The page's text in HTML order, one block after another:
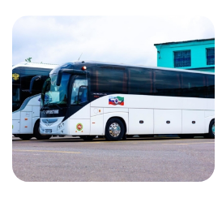
09:00 — Выезд на Медовые водопады -
человека
(дополнительная плата)
Узкая тропинка проведет вас вглубь
водопадам Жемчужный, Секретный,
Большой и Малый Медовые. Вы узнаете
названия каждого из них, а кое-где
версий. Также вы услышите о целебных
оказывают на самочувствие человека.